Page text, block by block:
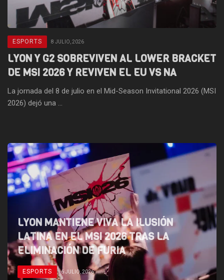
ESPORTS 8 JULIO, 2026
LYON Y G2 SOBREVIVEN AL LOWER BRACKET
DE MSI 2026 Y REVIVEN EL EU VS NA
La jornada del 8 de julio en el Mid-Season Invitational 2026 (MSI
2026) dejó una ...
ESPORTS 6 JULIO, 2026
LYON MANTIENE VIVA LA ILUSIÓN
LATINA EN EL MSI 2026 TRAS LA
ELIMINACIÓN DE FURIA